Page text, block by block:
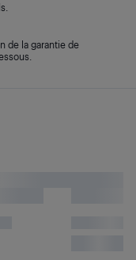
de la garantie de